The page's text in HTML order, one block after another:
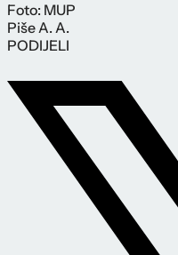
Foto: MUP
PišeA. A.
PODIJELI